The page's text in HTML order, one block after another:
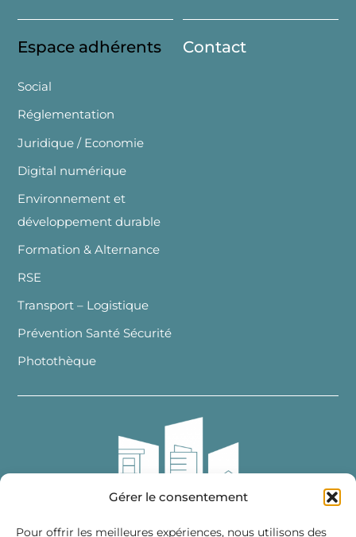
Gérer le consentement
Pour offrir les meilleures expériences, nous utilisons des
Espace adhérents
Social
Réglementation
Juridique / Economie
Digital numérique
Environnement et
développement durable
Formation & Alternance
RSE
Transport – Logistique
Prévention Santé Sécurité
Photothèque
Contact